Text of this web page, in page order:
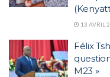
13 AVRIL
Félix
M23 »